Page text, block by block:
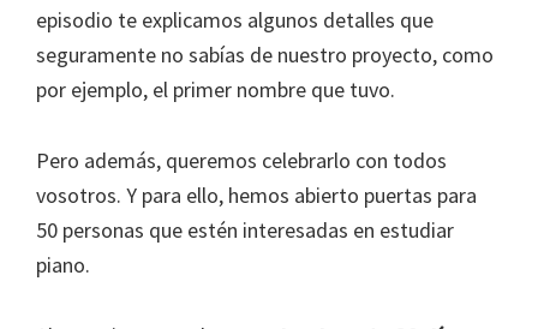
episodio te explicamos algunos detalles que
seguramente no sabías de nuestro proyecto, como
por ejemplo, el primer nombre que tuvo.
Pero además, queremos celebrarlo con todos
vosotros. Y para ello, hemos abierto puertas para
50 personas que estén interesadas en estudiar
piano.